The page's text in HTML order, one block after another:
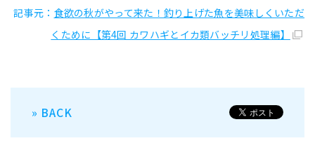
記事元： 食欲の秋がやって来た！釣り上げた魚を美味しくいただ
くために【第4回 カワハギとイカ類バッチリ処理編】
» BACK